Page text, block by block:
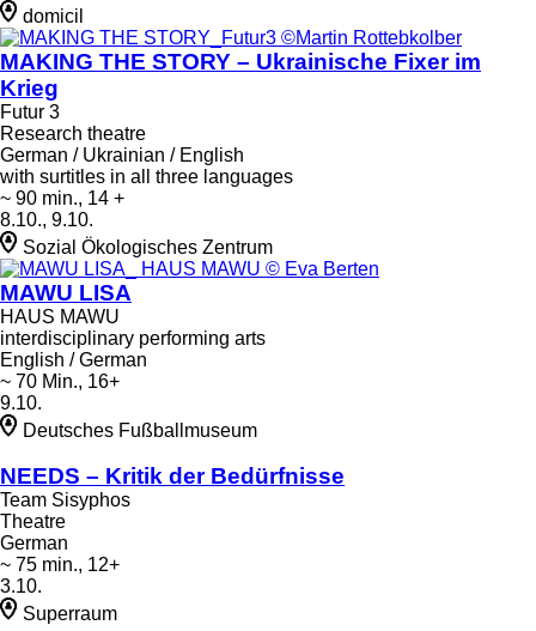
domicil
MAKING THE STORY – Ukrainische Fixer im
Krieg
Futur 3
Research theatre
German / Ukrainian / English
with surtitles in all three languages
~ 90 min., 14 +
8.10., 9.10.
Sozial Ökologisches Zentrum
MAWU LISA
HAUS MAWU
interdisciplinary performing arts
English / German
~ 70 Min., 16+
9.10.
Deutsches Fußballmuseum
NEEDS – Kritik der Bedürfnisse
Team Sisyphos
Theatre
German
~ 75 min., 12+
3.10.
Superraum